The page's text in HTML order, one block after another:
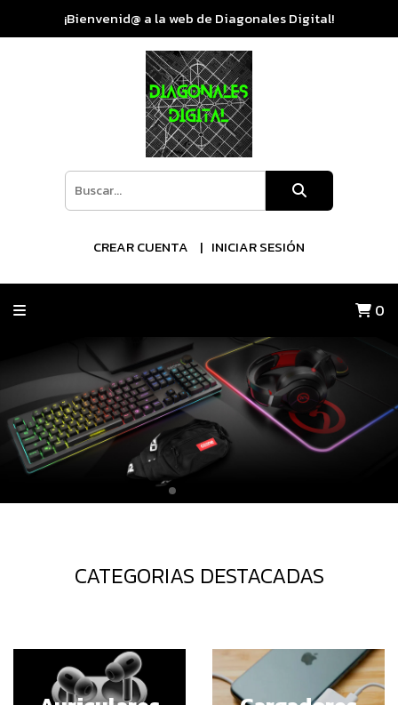
¡Bienvenid@ a la web de Diagonales Digital!
CREAR CUENTA INICIAR SESIÓN
0
CATEGORIAS DESTACADAS